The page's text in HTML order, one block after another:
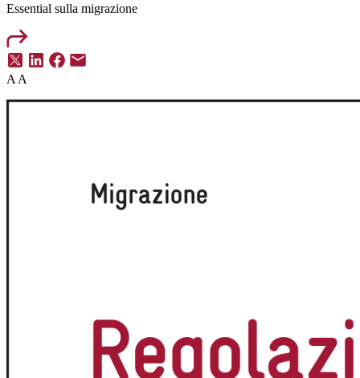
Essential sulla migrazione
A A